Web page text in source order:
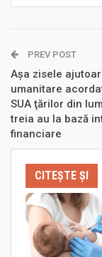
PREV POST
Aşa zisele
umanitare
SUA ţărilor din
treia au la bază
financiare
CITEȘTE ȘI